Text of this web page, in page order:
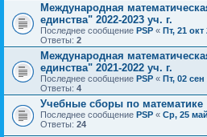
Международная
единства" 2022-2023 уч. г.
Последнее сообщение PSP « Пт, 21 окт
Ответы: 2
Международная
единства" 2021-2022 уч. г.
Последнее сообщение PSP « Пт, 02 сен
Ответы: 4
Учебные сборы по математике
Последнее сообщение PSP « Ср, 25
Ответы: 24